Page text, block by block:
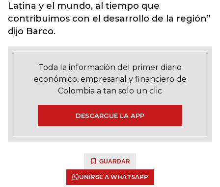
Latina y el mundo, al tiempo que
contribuimos con el desarrollo de la región”
dijo Barco.
Toda la información del primer diario
económico, empresarial y financiero de
Colombia a tan solo un clic
DESCARGUE LA APP
GUARDAR
UNIRSE A WHATSAPP